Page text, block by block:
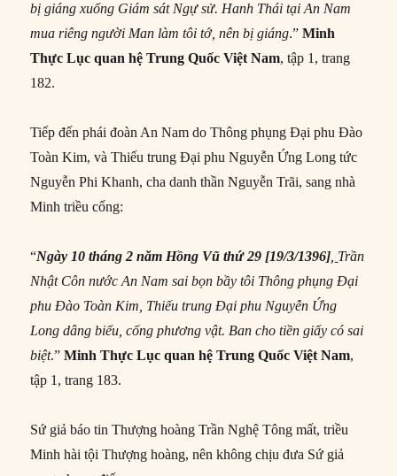
bị giáng xuống Giám sát Ngự sử. Hanh Thái tại An Nam
mua riêng người Man làm tôi tớ, nên bị giáng.”Minh
Thực Lục quan hệ Trung Quốc Việt Nam, tập 1, trang
182.
Tiếp đến phái đoàn An Nam do Thông phụng Đại phu Đào
Toàn Kim, và Thiếu trung Đại phu Nguyễn Ứng Long tức
Nguyễn Phi Khanh, cha danh thần Nguyễn Trãi, sang nhà
Minh triều cống:
“Ngày 10 tháng 2 năm Hồng Vũ thứ 29 [19/3/1396] Trần
Nhật Côn nước An Nam sai bọn bầy tôi Thông phụng Đại
phu Đào Toàn Kim, Thiếu trung Đại phu Nguyễn Ứng
Long dâng biểu, cống phương vật. Ban cho tiền giấy có sai
biệt.”Minh Thực Lục quan hệ Trung Quốc Việt Nam,
tập 1, trang 183.
Sứ giả báo tin Thượng hoàng Trần Nghệ Tông mất, triều
Minh hài tội Thượng hoàng, nên không chịu đưa Sứ giả